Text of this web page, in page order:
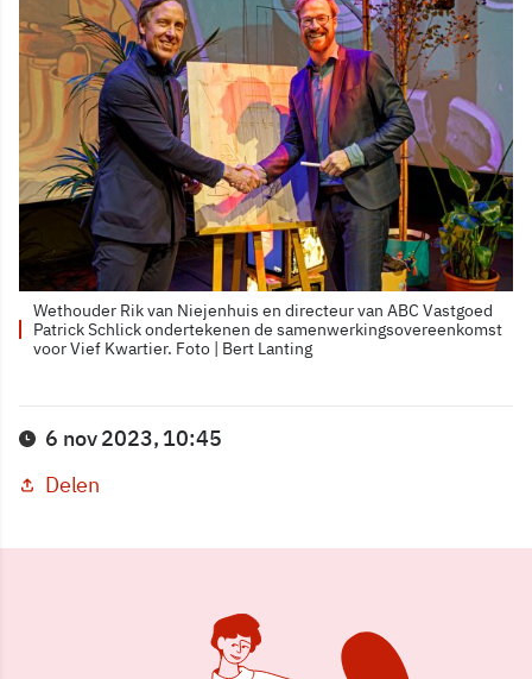
Wethouder Rik van Niejenhuis en directeur van ABC Vastgoed
Patrick Schlick ondertekenen de samenwerkingsovereenkomst
voor Vief Kwartier. Foto | Bert Lanting
6 nov 2023, 10:45
Delen